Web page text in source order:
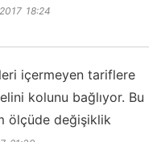
18:24
içermeyen tariflere
kolunu bağlıyor. Bu
ölçüde değişiklik